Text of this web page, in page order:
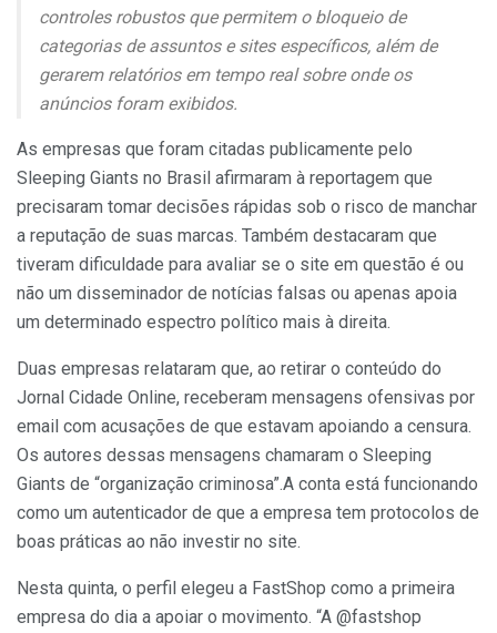
controles robustos que permitem o bloqueio de
categorias de assuntos e sites específicos, além de
gerarem relatórios em tempo real sobre onde os
anúncios foram exibidos.
As empresas que foram citadas publicamente pelo
Sleeping Giants no Brasil afirmaram à reportagem que
precisaram tomar decisões rápidas sob o risco de manchar
a reputação de suas marcas. Também destacaram que
tiveram dificuldade para avaliar se o site em questão é ou
não um disseminador de notícias falsas ou apenas apoia
um determinado espectro político mais à direita.
Duas empresas relataram que, ao retirar o conteúdo do
Jornal Cidade Online, receberam mensagens ofensivas por
email com acusações de que estavam apoiando a censura.
Os autores dessas mensagens chamaram o Sleeping
Giants de “organização criminosa”.A conta está funcionando
como um autenticador de que a empresa tem protocolos de
boas práticas ao não investir no site.
Nesta quinta, o perfil elegeu a FastShop como a primeira
empresa do dia a apoiar o movimento. “A @fastshop